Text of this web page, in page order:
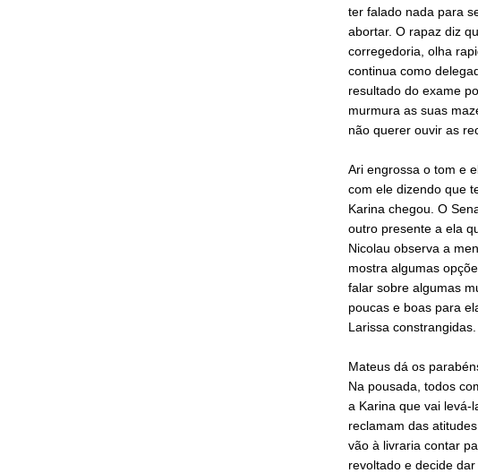
ter falado nada para
abortar. O rapaz diz
corregedoria, olha
continua como
resultado do exame
murmura as suas
não querer ouvir as
Ari engrossa o tom e
com ele dizendo que
Karina chegou. O
outro presente a ela
Nicolau observa a
mostra algumas
falar sobre algumas
poucas e boas para
Larissa constrangidas.
Mateus dá os
Na pousada, todos
a Karina que vai levá-
reclamam das
vão à livraria contar
revoltado e decide